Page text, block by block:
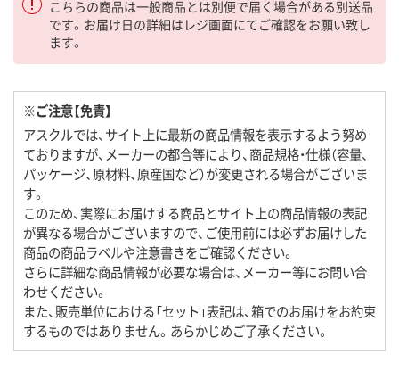
こちらの商品は一般商品とは別便で届く場合がある別送品
です。お届け日の詳細はレジ画面にてご確認をお願い致し
ます。
※ご注意【免責】
アスクルでは、サイト上に最新の商品情報を表示するよう努め
ておりますが、メーカーの都合等により、商品規格・仕様（容量、
パッケージ、原材料、原産国など）が変更される場合がございま
す。
このため、実際にお届けする商品とサイト上の商品情報の表記
が異なる場合がございますので、ご使用前には必ずお届けした
商品の商品ラベルや注意書きをご確認ください。
さらに詳細な商品情報が必要な場合は、メーカー等にお問い合
わせください。
また、販売単位における「セット」表記は、箱でのお届けをお約束
するものではありません。あらかじめご了承ください。